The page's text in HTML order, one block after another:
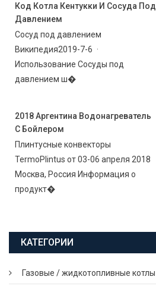
Код Котла Кентукки И Сосуда Под
Давлением
Сосуд под давлением
Википедия2019-7-6 ·
Использование Сосуды под
давлением ш�
2018 Аргентина Водонагреватель
С Бойлером
Плинтусные конвекторы
TermoPlintus от 03-06 апреля 2018
Москва, Россия Информация о
продукт�
КАТЕГОРИИ
Газовые / жидкотопливные котлы